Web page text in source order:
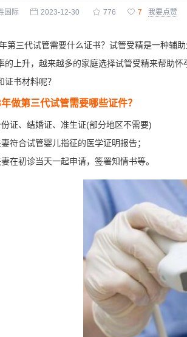
国际  2023-12-30  776  7 我要点赞
第三代试管需要什么证书？试管受精是一种辅
的上升，越来越多的家庭选择试管受精来帮助
证书材料呢？
做第三代试管需要哪些证件？
证、结婚证、准生证(部分地区不需要)
符合试管婴儿指征的医学证明报告；
在初诊当天一起申请，签署知情书等。